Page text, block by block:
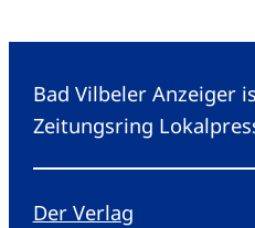
Bad Vilbeler Anzeiger
Zeitungsring
Der Verlag